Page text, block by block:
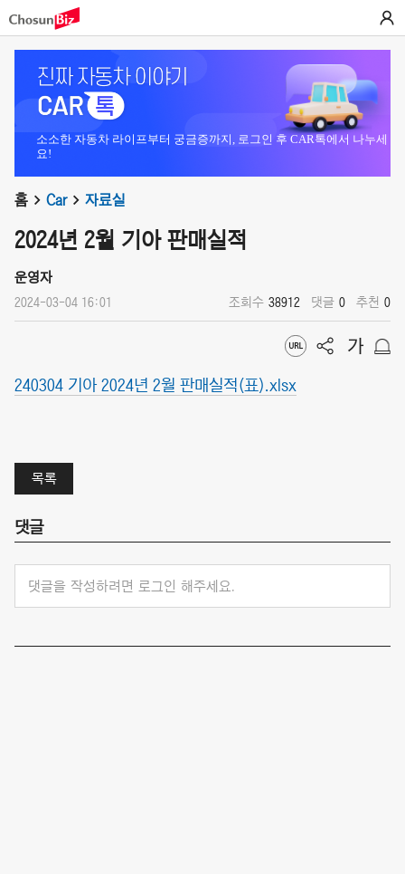
소소한 자동차 라이프부터 궁금증까지, 로그인 후 CAR톡에서 나누세
요!
홈 Car 자료실
2024년 2월 기아 판매실적
운영자
2024-03-04 16:01 조회수 38912 댓글 0 추천 0
240304 기아 2024년 2월 판매실적(표).xlsx
목록
댓글
댓글을 작성하려면 로그인 해주세요.